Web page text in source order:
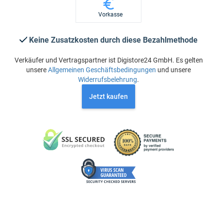
Vorkasse
Keine Zusatzkosten durch diese Bezahlmethode
Verkäufer und Vertragspartner ist Digistore24 GmbH. Es gelten
unsereAllgemeinen Geschäftsbedingungen und unsere
Widerrufsbelehrung.
Jetzt kaufen